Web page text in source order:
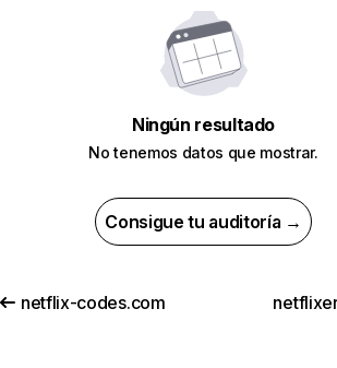
Ningún resultado
No tenemos datos que mostrar.
Consigue tu auditoría →
netflix-codes.com